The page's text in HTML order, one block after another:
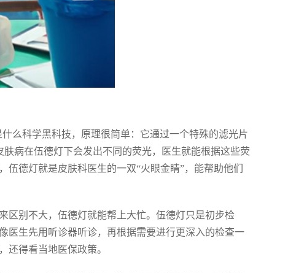
么科学黑科技，原理很简单：它通过一个特殊的滤光片
病在伍德灯下会发出不同的荧光，医生就能根据这些荧
德灯就是皮肤科医生的一双“火眼金睛”，能帮助他们
区别不大，伍德灯就能帮上大忙。伍德灯只是初步检
医生先用听诊器听诊，再根据需要进行更深入的检查一
还得看当地医保政策。